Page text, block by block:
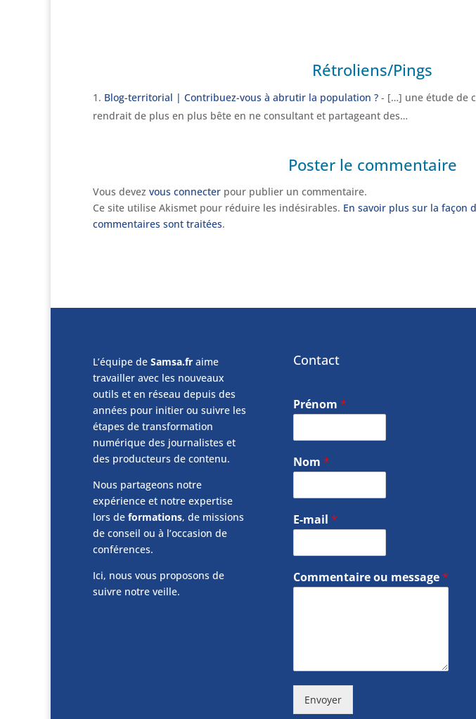
Rétroliens/Pings
Blog-territorial | Contribuez-vous à abrutir la population ? - […] une étude de
rendrait de plus en plus bête en ne consultant et partageant des…
Poster le commentaire
Vous devez vous connecter pour publier un commentaire.
Ce site utilise Akismet pour réduire les indésirables. En savoir plus sur la façon
commentaires sont traitées.
L’équipe de Samsa.fr aime
travailler avec les nouveaux
outils et en réseau depuis des
années pour initier ou suivre les
étapes de transformation
numérique des journalistes et
des producteurs de contenu.
Nous partageons notre
expérience et notre expertise
lors de formations, de missions
de conseil ou à l’occasion de
conférences.
Ici, nous vous proposons de
suivre notre veille.
Contact
Prénom *
Nom *
E-mail *
Commentaire ou message*
Envoyer